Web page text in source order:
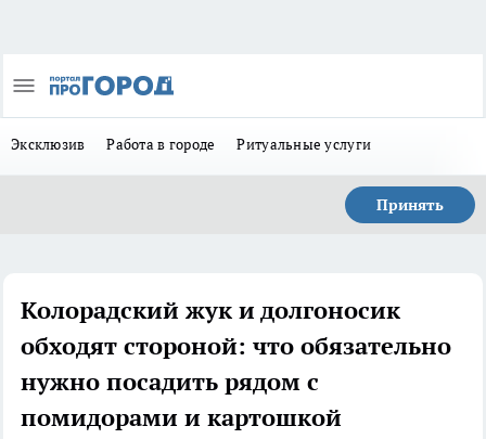
Эксклюзив Работа в городе Ритуальные услуги
Принять
Колорадский жук и долгоносик
обходят стороной: что обязательно
нужно посадить рядом с
помидорами и картошкой